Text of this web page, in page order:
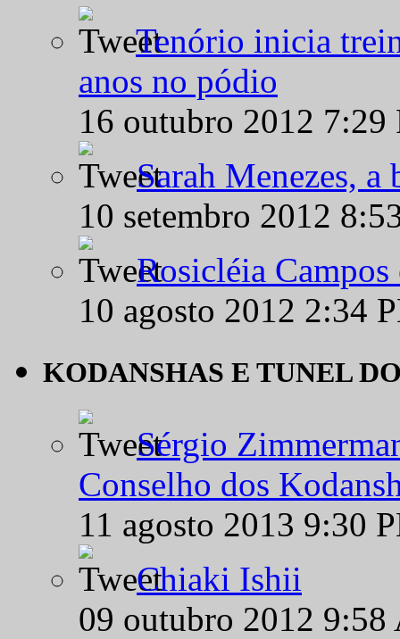
Tenório inicia
anos no pódio
16 outubro 2012
Sarah Menezes,
10 setembro 2012
Rosicléia
10 agosto 2012 2:34
KODANSHAS E TUNEL
Sérgio
Conselho dos
11 agosto 2013 9:30
Chiaki Ishii
09 outubro 2012